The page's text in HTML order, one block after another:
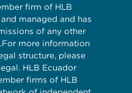
firm of HLB
managed and has
of any other
more information
structure, please
. HLB Ecuador
firms of HLB